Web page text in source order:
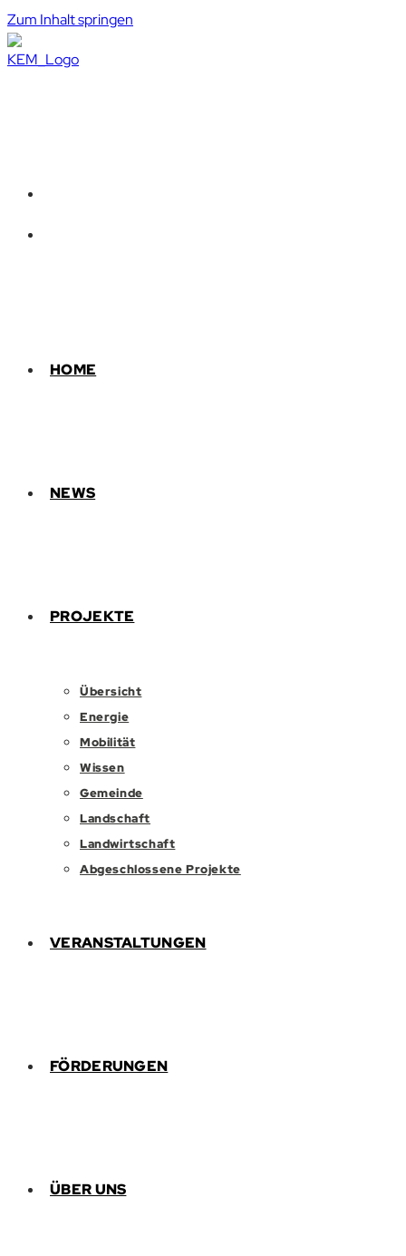
Zum Inhalt springen
HOME
NEWS
PROJEKTE
Übersicht
Energie
Mobilität
Wissen
Gemeinde
Landschaft
Landwirtschaft
Abgeschlossene Projekte
VERANSTALTUNGEN
FÖRDERUNGEN
ÜBER UNS